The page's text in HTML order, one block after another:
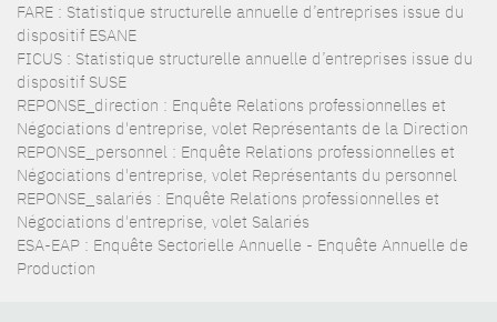
FARE : Statistique structurelle annuelle d’entreprises issue du
dispositif ESANE
FICUS : Statistique structurelle annuelle d’entreprises issue du
dispositif SUSE
REPONSE_direction : Enquête Relations professionnelles et
Négociations d'entreprise, volet Représentants de la Direction
REPONSE_personnel : Enquête Relations professionnelles et
Négociations d'entreprise, volet Représentants du personnel
REPONSE_salariés : Enquête Relations professionnelles et
Négociations d'entreprise, volet Salariés
ESA-EAP : Enquête Sectorielle Annuelle - Enquête Annuelle de
Production